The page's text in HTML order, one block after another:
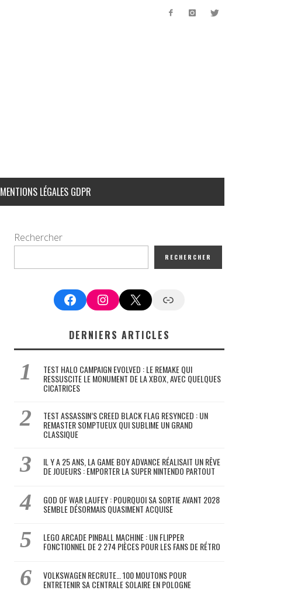
MENTIONS LÉGALES GDPR
Rechercher
RECHERCHER
FacebookInstagram
X Google News
DERNIERS ARTICLES
TEST HALO CAMPAIGN EVOLVED : LE REMAKE QUI
RESSUSCITE LE MONUMENT DE LA XBOX, AVEC QUELQUES
CICATRICES
TEST ASSASSIN’S CREED BLACK FLAG RESYNCED : UN
REMASTER SOMPTUEUX QUI SUBLIME UN GRAND
CLASSIQUE
IL Y A 25 ANS, LA GAME BOY ADVANCE RÉALISAIT UN RÊVE
DE JOUEURS : EMPORTER LA SUPER NINTENDO PARTOUT
GOD OF WAR LAUFEY : POURQUOI SA SORTIE AVANT 2028
SEMBLE DÉSORMAIS QUASIMENT ACQUISE
LEGO ARCADE PINBALL MACHINE : UN FLIPPER
FONCTIONNEL DE 2 274 PIÈCES POUR LES FANS DE RÉTRO
VOLKSWAGEN RECRUTE… 100 MOUTONS POUR
ENTRETENIR SA CENTRALE SOLAIRE EN POLOGNE